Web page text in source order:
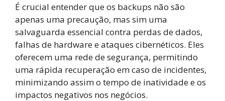
É crucial entender que os backups não são
apenas uma precaução, mas sim uma
salvaguarda essencial contra perdas de dados,
falhas de hardware e ataques cibernéticos. Eles
oferecem uma rede de segurança, permitindo
uma rápida recuperação em caso de incidentes,
minimizando assim o tempo de inatividade e os
impactos negativos nos negócios.